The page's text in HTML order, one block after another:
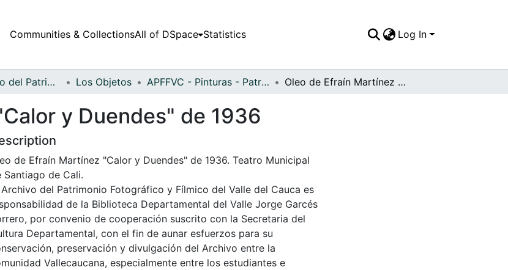
Communities & CollectionsAll of DSpace Statistics Log In
Fondo Archivo del Patrimonio Fotográfico y Fílmico del Valle del Cauca Los Objetos APFFVC - Pinturas - Patrimonial Oleo de Efraín Martínez "Calor y Duendes" de 1936
y Duendes" de 1936
de Efraín Martínez "Calor y Duendes" de 1936. Teatro Municipal
Santiago de Cali.
Archivo del Patrimonio Fotográfico y Fílmico del Valle del Cauca es
de la Biblioteca Departamental del Valle Jorge Garcés
por convenio de cooperación suscrito con la Secretaria del
Departamental, con el fin de aunar esfuerzos para su
preservación y divulgación del Archivo entre la
Vallecaucana, especialmente entre los estudiantes e